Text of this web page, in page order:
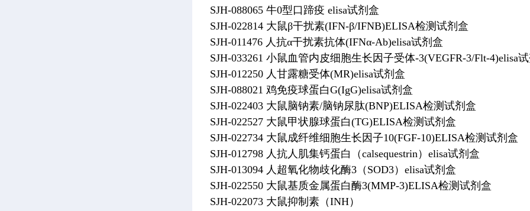
SJH-088065 牛0型口蹄疫 elisa试剂盒
SJH-022814 大鼠β干扰素(IFN-β/IFNB)ELISA检测试剂盒
SJH-011476 人抗α干扰素抗体(IFNα-Ab)elisa试剂盒
SJH-033261 小鼠血管内皮细胞生长因子受体-3(VEGFR-3/Flt-4)elisa
SJH-012250 人甘露糖受体(MR)elisa试剂盒
SJH-088021 鸡免疫球蛋白G(IgG)elisa试剂盒
SJH-022403 大鼠脑钠素/脑钠尿肽(BNP)ELISA检测试剂盒
SJH-022527 大鼠甲状腺球蛋白(TG)ELISA检测试剂盒
SJH-022734 大鼠成纤维细胞生长因子10(FGF-10)ELISA检测试剂盒
SJH-012798 人抗人肌集钙蛋白（calsequestrin）elisa试剂盒
SJH-013094 人超氧化物歧化酶3（SOD3）elisa试剂盒
SJH-022550 大鼠基质金属蛋白酶3(MMP-3)ELISA检测试剂盒
SJH-022073 大鼠抑制素（INH）